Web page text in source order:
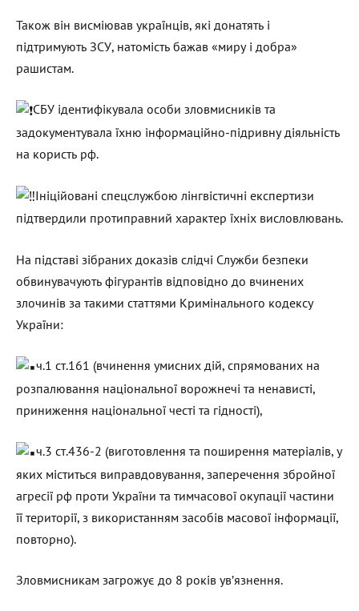
Також він висміював українців, які донатять і
підтримують ЗСУ, натомість бажав «миру і добра»
рашистам.
СБУ ідентифікувала особи зловмисників та
задокументувала їхню інформаційно-підривну діяльність
на користь рф.
Ініційовані спецслужбою лінгвістичні експертизи
підтвердили протиправний характер їхніх висловлювань.
На підставі зібраних доказів слідчі Служби безпеки
обвинувачують фігурантів відповідно до вчинених
злочинів за такими статтями Кримінального кодексу
України:
ч.1 ст.161 (вчинення умисних дій, спрямованих на
розпалювання національної ворожнечі та ненависті,
приниження національної честі та гідності),
ч.3 ст.436-2 (виготовлення та поширення матеріалів, у
яких міститься виправдовування, заперечення збройної
агресії рф проти України та тимчасової окупації частини
її території, з використанням засобів масової інформації,
повторно).
Зловмисникам загрожує до 8 років ув’язнення.